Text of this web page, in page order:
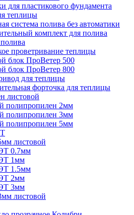
для пластикового фундамента
теплицы
система полива без автоматики
комплект для полива
проветривание теплицы
блок ПроВетер 500
блок ПроВетер 800
для теплицы
форточка для теплицы
листовой
полипропилен 2мм
полипропилен 3мм
полипропилен 5мм
листовой
0.7мм
1мм
1.5мм
2мм
3мм
листовой